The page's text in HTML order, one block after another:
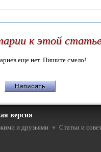
к этой
еще нет. Пишите смело!
версия
и друзьями ♥ Статьи и